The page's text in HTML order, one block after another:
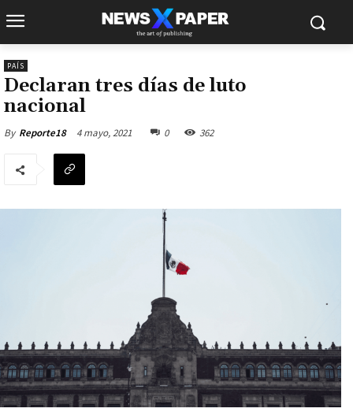
PAÍS
Declaran tres días de luto
nacional
By Reporte18 4 mayo, 2021 0 362